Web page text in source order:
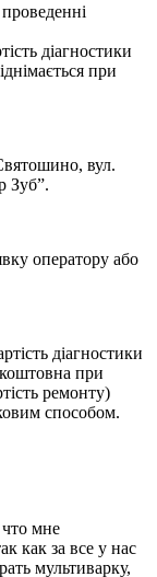
діагностики
при
вул.
Зуб”.
оператору або
діагностики
при
ремонту)
способом.
мне
как за все у нас
мультиварку,